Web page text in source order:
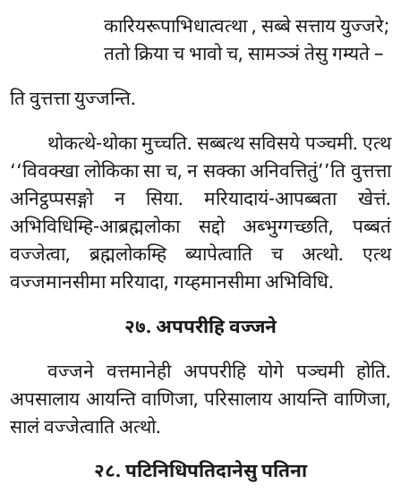
कारियरूपाभिधात्वत्था, सब्बे सत्ताय युज्जरे;
ततो क्रिया च भावो च, सामञ्ञं तेसु गम्यते –
ति वुत्तत्ता युज्जन्ति.
थोकत्थे-थोका मुच्चति. सब्बत्थ सविसये पञ्चमी. एत्थ
‘‘विवक्खा लोकिका सा च, न सक्का अनिवत्तितुं’’ति वुत्तत्ता
अनिट्ठप्पसङ्गो न सिया. मरियादायं-आपब्बता खेत्तं.
अभिविधिम्हि-आब्रह्मलोका सद्दो अब्भुग्गच्छति, पब्बतं
वज्जेत्वा, ब्रह्मलोकम्हि ब्यापेत्वाति च अत्थो. एत्थ
वज्जमानसीमा मरियादा, गय्हमानसीमा अभिविधि.
२७. अपपरीहि वज्जने
वज्जने वत्तमानेही अपपरीहि योगे पञ्चमी होति.
अपसालाय आयन्ति वाणिजा, परिसालाय आयन्ति वाणिजा,
सालं वज्जेत्वाति अत्थो.
२८. पटिनिधिपतिदानेसु पतिना